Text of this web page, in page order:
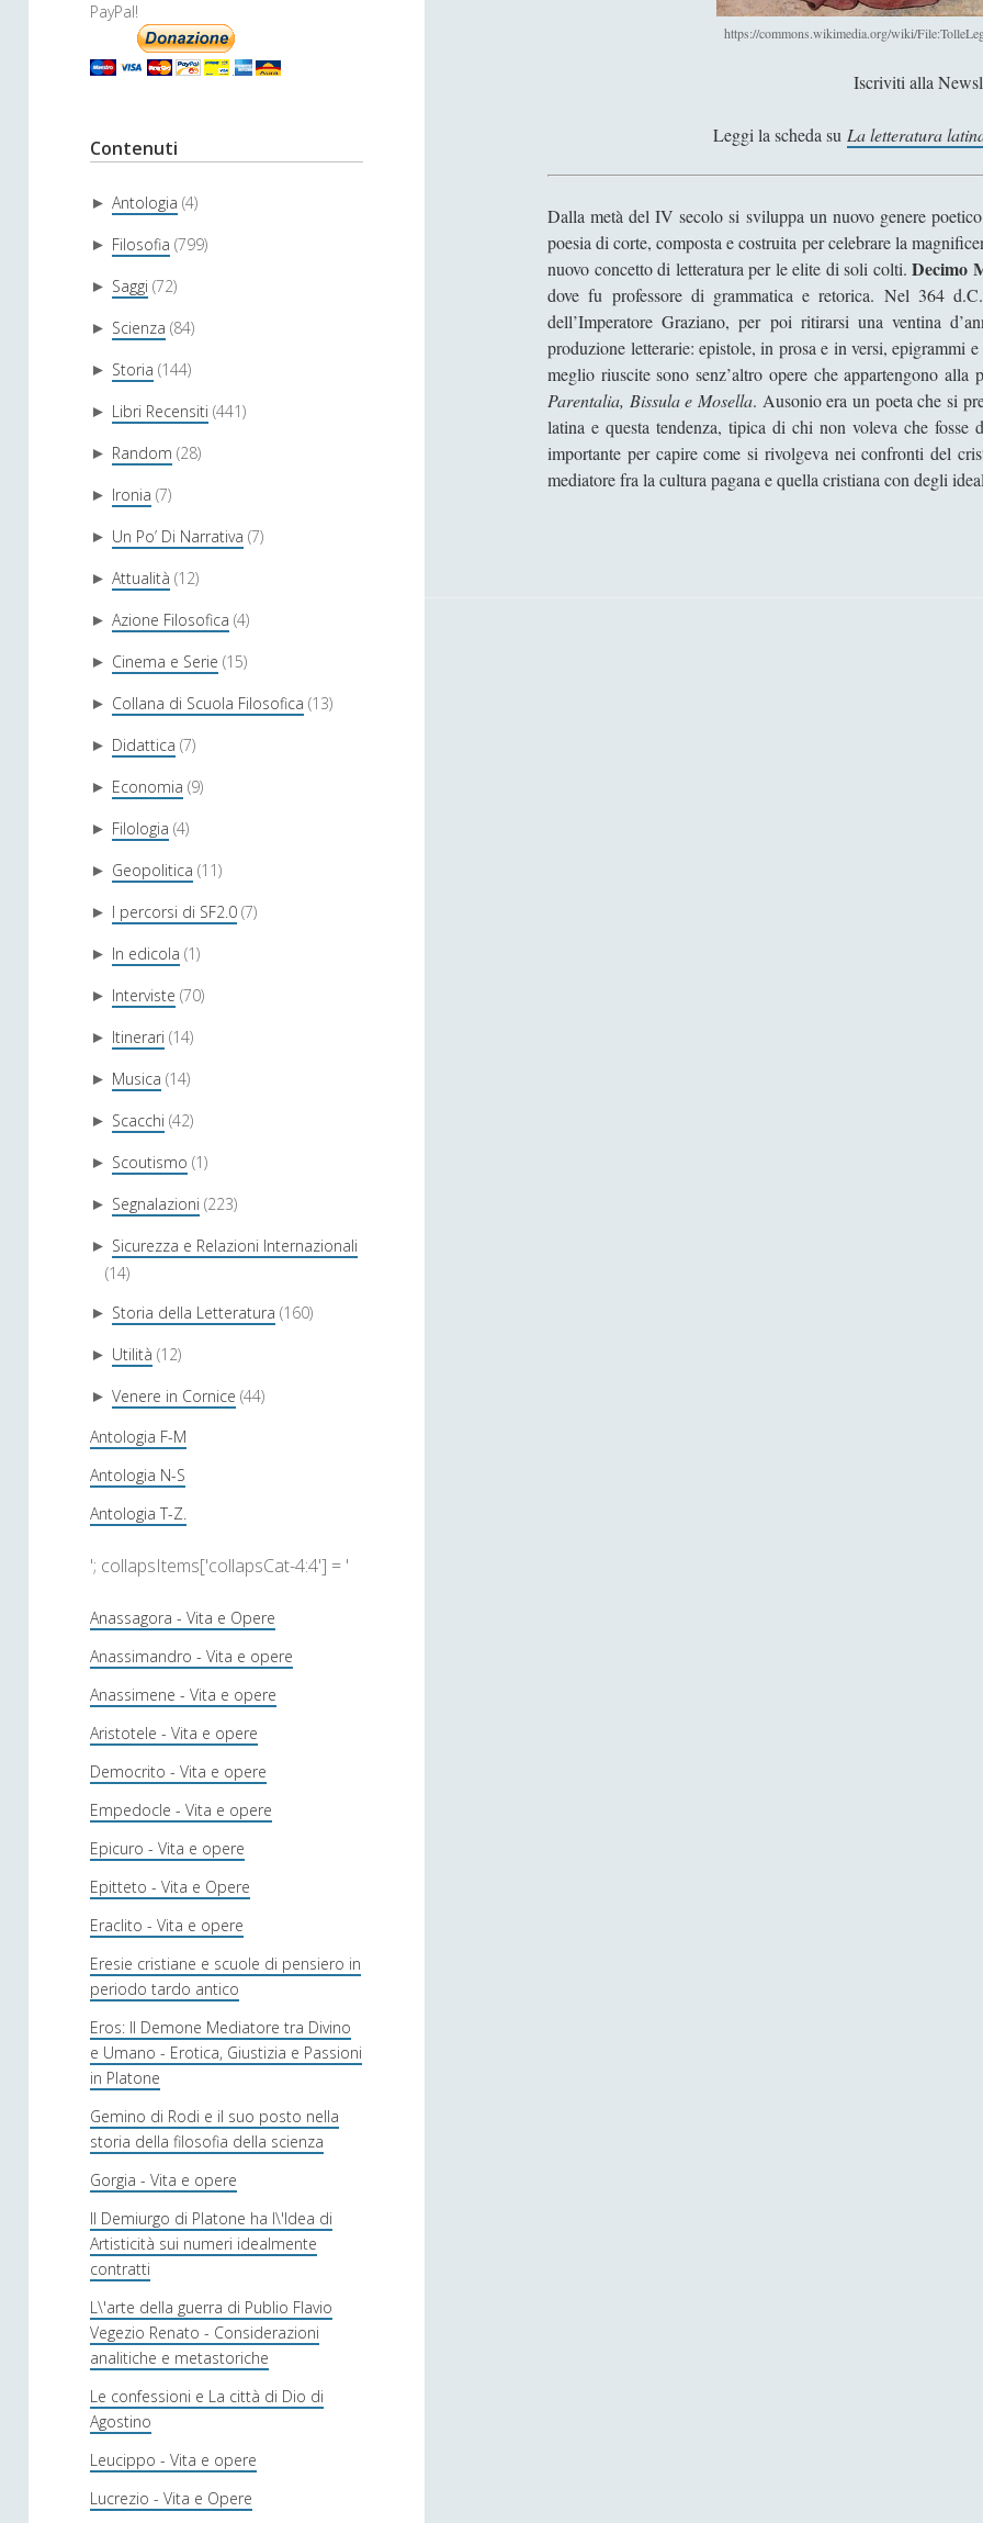
PayPal!
Contenuti
► Antologia (4)
► Filosofia (799)
► Saggi (72)
► Scienza (84)
► Storia (144)
► Libri Recensiti (441)
► Random (28)
► Ironia (7)
► Un Po’ Di Narrativa (7)
► Attualità (12)
► Azione Filosofica (4)
► Cinema e Serie (15)
► Collana di Scuola Filosofica (13)
► Didattica (7)
► Economia (9)
► Filologia (4)
► Geopolitica (11)
► I percorsi di SF2.0 (7)
► In edicola (1)
► Interviste (70)
► Itinerari (14)
► Musica (14)
► Scacchi (42)
► Scoutismo (1)
► Segnalazioni (223)
► Sicurezza e Relazioni Internazionali
(14)
► Storia della Letteratura (160)
► Utilità (12)
► Venere in Cornice (44)
Antologia F-M
Antologia N-S
Antologia T-Z.
'; collapsItems['collapsCat-4:4'] = '
Anassagora - Vita e Opere
Anassimandro - Vita e opere
Anassimene - Vita e opere
Aristotele - Vita e opere
Democrito - Vita e opere
Empedocle - Vita e opere
Epicuro - Vita e opere
Epitteto - Vita e Opere
Eraclito - Vita e opere
Eresie cristiane e scuole di pensiero in
periodo tardo antico
Eros: Il Demone Mediatore tra Divino
e Umano - Erotica, Giustizia e Passioni
in Platone
Gemino di Rodi e il suo posto nella
storia della filosofia della scienza
Gorgia - Vita e opere
Il Demiurgo di Platone ha l\'Idea di
Artisticità sui numeri idealmente
contratti
L\'arte della guerra di Publio Flavio
Vegezio Renato - Considerazioni
analitiche e metastoriche
Le confessioni e La città di Dio di
Agostino
Leucippo - Vita e opere
Lucrezio - Vita e Opere
https://commons.wikimedia.org/wiki/
Iscriviti alla
Leggi la scheda su La letteratura
Dalla metà del IV secolo si sviluppa un nuovo genere
poesia di corte, composta e costruita per celebrare la
nuovo concetto di letteratura per le elite di soli colti.Decimo
dove fu professore di grammatica e retorica. Nel 364
dell’Imperatore Graziano, per poi ritirarsi una ventina
produzione letterarie: epistole, in prosa e in versi, epigrammi
meglio riuscite sono senz’altro opere che appartengono
Parentalia, Bissula e Mosella. Ausonio era un poeta che si
latina e questa tendenza, tipica di chi non voleva che fosse
importante per capire come si rivolgeva nei confronti del
mediatore fra la cultura pagana e quella cristiana con degli